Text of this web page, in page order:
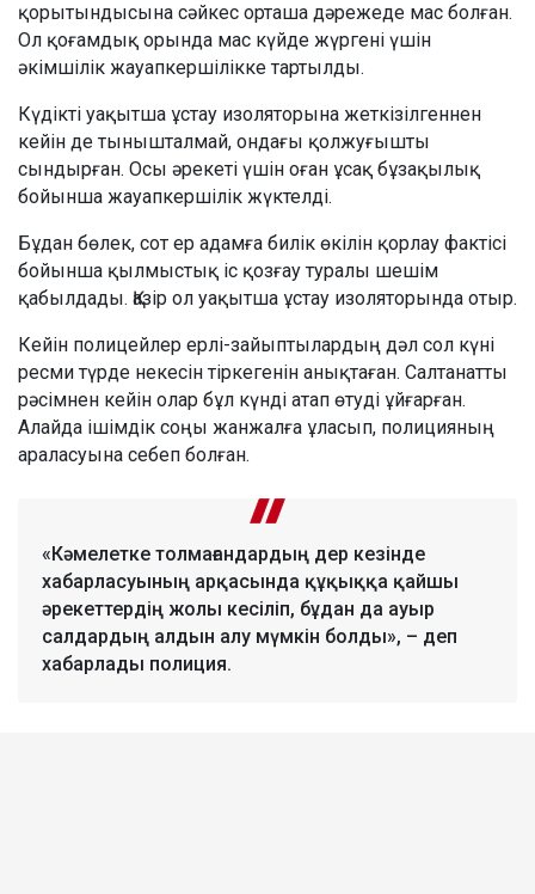
қорытындысына сәйкес орташа дәрежеде мас болған.
Ол қоғамдық орында мас күйде жүргені үшін
әкімшілік жауапкершілікке тартылды.
Күдікті уақытша ұстау изоляторына жеткізілгеннен
кейін де тынышталмай, ондағы қолжуғышты
сындырған. Осы әрекеті үшін оған ұсақ бұзақылық
бойынша жауапкершілік жүктелді.
Бұдан бөлек, сот ер адамға билік өкілін қорлау фактісі
бойынша қылмыстық іс қозғау туралы шешім
қабылдады. Қазір ол уақытша ұстау изоляторында отыр.
Кейін полицейлер ерлі-зайыптылардың дәл сол күні
ресми түрде некесін тіркегенін анықтаған. Салтанатты
рәсімнен кейін олар бұл күнді атап өтуді ұйғарған.
Алайда ішімдік соңы жанжалға ұласып, полицияның
араласуына себеп болған.
«Кәмелетке толмағандардың дер кезінде
хабарласуының арқасында құқыққа қайшы
әрекеттердің жолы кесіліп, бұдан да ауыр
салдардың алдын алу мүмкін болды», – деп
хабарлады полиция.